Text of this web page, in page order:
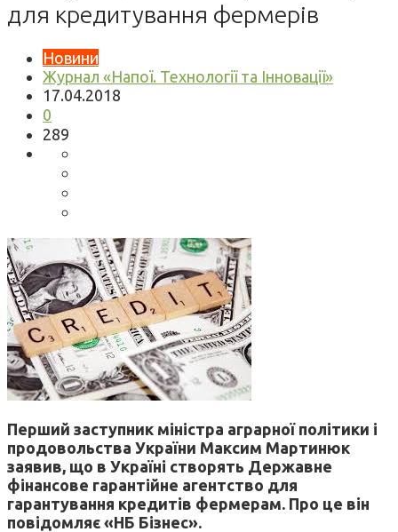
для кредитування фермерів
Новини
Журнал «Напої. Технології та Інновації»
17.04.2018
0
289
Перший заступник міністра аграрної політики і
продовольства України Максим Мартинюк
заявив, що в Україні створять Державне
фінансове гарантійне агентство для
гарантування кредитів фермерам. Про це він
повідомляє «НБ Бізнес».